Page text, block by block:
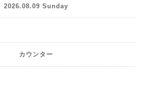
2026.08.09 Sunday
カウンター